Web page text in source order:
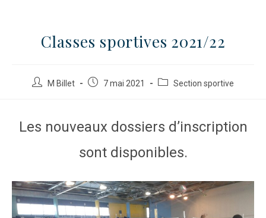
Classes sportives 2021/22
M Billet 7 mai 2021 Section sportive
Les nouveaux dossiers d’inscription
sont disponibles.